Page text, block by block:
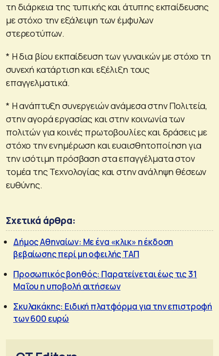
τη διάρκεια της τυπικής και άτυπης εκπαίδευσης
με στόχο την εξάλειψη των έμφυλων
στερεοτύπων.
* Η δια βίου εκπαίδευση των γυναικών με στόχο τη
συνεχή κατάρτιση και εξέλιξη τους
επαγγελματικά.
* Η ανάπτυξη συνεργειών ανάμεσα στην Πολιτεία,
στην αγορά εργασίας και στην κοινωνία των
πολιτών για κοινές πρωτοβουλίες και δράσεις με
στόχο την ενημέρωση και ευαισθητοποίηση για
την ισότιμη πρόσβαση στα επαγγέλματα στον
τομέα της Τεχνολογίας και στην ανάληψη θέσεων
ευθύνης.
Σχετικά άρθρα:
Δήμος Αθηναίων: Με ένα «κλικ» η έκδοση
βεβαίωσης περί μη οφειλής ΤΑΠ
Προσωπικός βοηθός: Παρατείνεται έως τις 31
Μαΐου η υποβολή αιτήσεων
Σκυλακάκης: Ειδική πλατφόρμα για την επιστροφή
των 600 ευρώ